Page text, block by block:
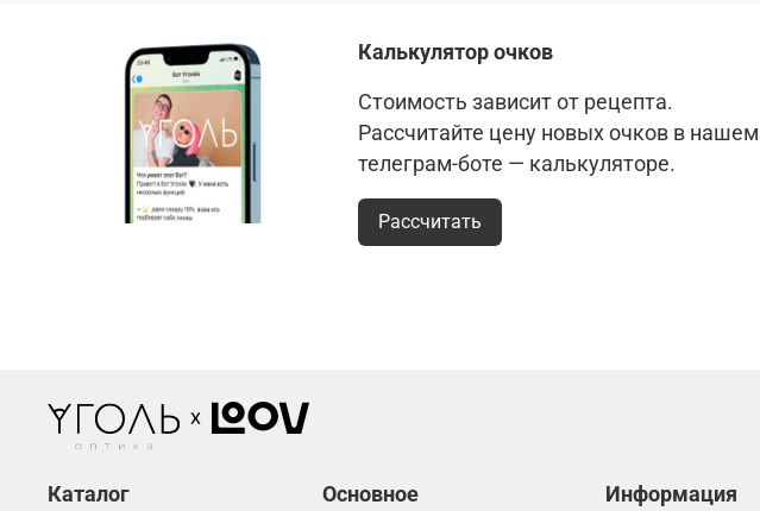
Калькулятор очков
Стоимость зависит от рецепта.
Рассчитайте цену новых очков в нашем
телеграм-боте — калькуляторе.
Рассчитать
Каталог Основное Информация